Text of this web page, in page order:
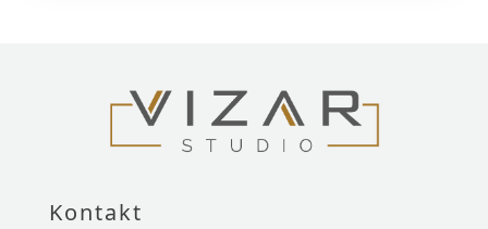
Kontakt